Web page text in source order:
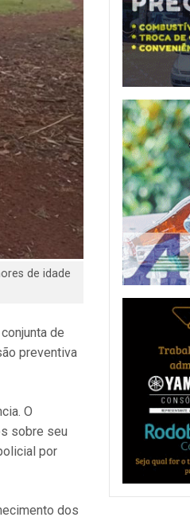
de idade
de
preventiva
O
sobre seu
por
dos